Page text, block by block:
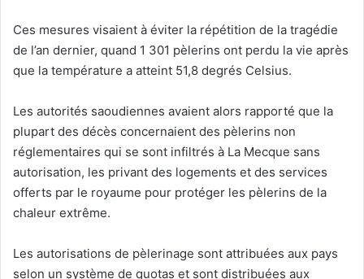
Ces mesures visaient à éviter la répétition de la tragédie
de l’an dernier, quand 1 301 pèlerins ont perdu la vie après
que la température a atteint 51,8 degrés Celsius.
Les autorités saoudiennes avaient alors rapporté que la
plupart des décès concernaient des pèlerins non
réglementaires qui se sont infiltrés à La Mecque sans
autorisation, les privant des logements et des services
offerts par le royaume pour protéger les pèlerins de la
chaleur extrême.
Les autorisations de pèlerinage sont attribuées aux pays
selon un système de quotas et sont distribuées aux